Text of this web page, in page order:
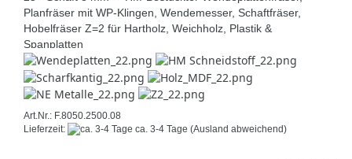
Planfräser mit WP-Klingen, Wendemesser, Schaftfräser,
Hobelfräser Z=2 für Hartholz, Weichholz, Plastik &
Spanplatten
Art.Nr.: F.8050.2500.08
Lieferzeit:
ca. 3-4 Tage (Ausland abweichend)